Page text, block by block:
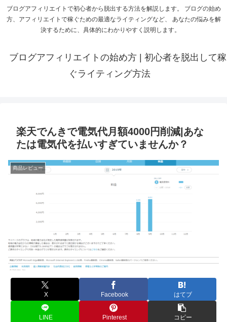
ブログアフィリエイトで初心者から脱出する方法を解説します。 ブログの始め
方、アフィリエイトで稼ぐための最適なライティングなど、 あなたの悩みを解
決するために、具体的にわかりやすく説明します。
ブログアフィリエイトの始め方 | 初心者を脱出して稼
ぐライティング方法
楽天でんきで電気代月額4000円削減|あな
たは電気代を払いすぎていませんか？
商品レビュー
X Facebook はてブ
LINE Pinterest コピー